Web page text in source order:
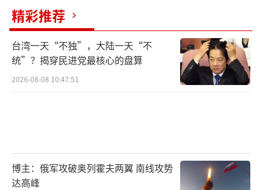
普京此次访华，带的是诚意和签约笔，旨
在共同书写下一个十年的合作蓝图。这次访问
的节奏也非常微妙，特朗普刚走，普京就来，
前后不到一周。这种时间安排并非巧合，而是
精心计算的结果。
但不站队。这种不结盟、不对抗、不针对第三
方的态度，正是大国外交的体现。
精彩推荐
台湾一天“不独”，大陆一天“不
统”？揭穿民进党最核心的盘算
2026-08-08 10:47:51
博主：俄军攻破奥列霍夫两翼 南线攻势
达高峰